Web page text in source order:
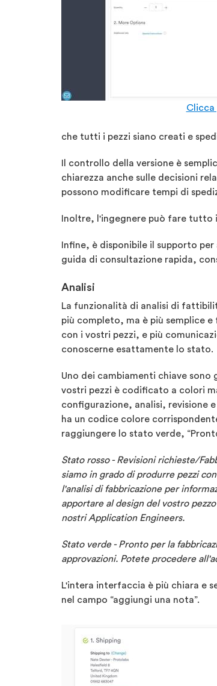
Clicca
che tutti i pezzi siano creati e
Il controllo della versione è
chiarezza anche sulle decisioni
possono modificare tempi di
Inoltre, l'ingegnere può fare tutto
Infine, è disponibile il supporto
guida di consultazione rapida,
Analisi
La funzionalità di analisi di
più completo, ma è più semplice e
con i vostri pezzi, e più
conoscerne esattamente lo stato.
Uno dei cambiamenti chiave
vostri pezzi è codificato a colori
configurazione, analisi, revisione
ha un codice colore
raggiungere lo stato verde,
Stato rosso - Revisioni richieste/
siamo in grado di produrre pezzi
l'analisi di fabbricazione per
apportare al design del vostro
nostri Application Engineers.
Stato verde - Pronto per la
approvazioni. Potete procedere
L'intera interfaccia è più chiara e
nel campo “aggiungi una nota”.